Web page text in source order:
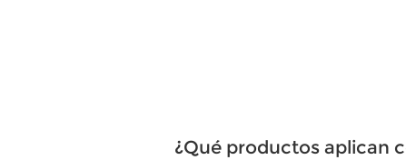
¿Qué productos aplican